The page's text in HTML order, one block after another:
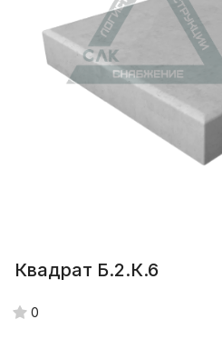
Квадрат Б.2.К.6
0